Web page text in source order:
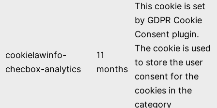
cookielawinfo-
checbox-analytics
11
months
This cookie is set
by GDPR Cookie
Consent plugin.
The cookie is used
to store the user
consent for the
cookies in the
category